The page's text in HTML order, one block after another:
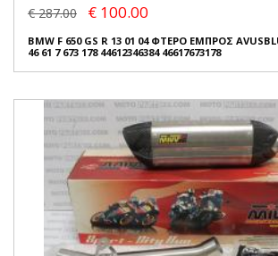
€ 287.00 € 100.00
BMW F 650 GS R 13 01 04 ΦΤΕΡΟ ΕΜΠΡΟΣ
46 61 7 673 178 44612346384 46617673178